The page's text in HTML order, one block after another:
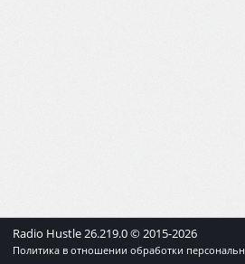
Radio Hustle26.219.0© 2015-2026
Политика в отношении обработки